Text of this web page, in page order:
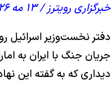
خبرگزاری رویترز / ۱۳ مه ۲۰۲۶
دفتر نخست‌وزیر اسرائیل
جریان جنگ با ایران به
دیداری که به گفته این